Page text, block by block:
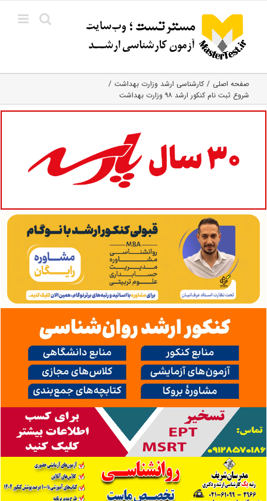
content
صفحه اصلی
کارشناسی ارشد وزارت بهداشت
شروع ثبت نام کنکور ارشد ۹۸ وزارت بهداشت